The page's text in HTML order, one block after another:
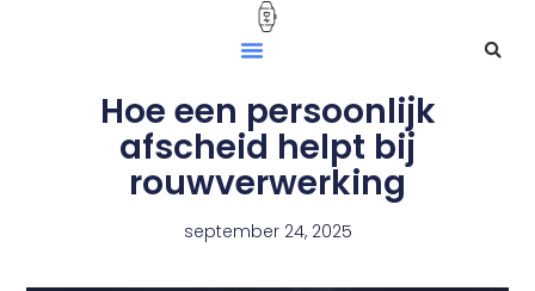
Hoe een persoonlijk
afscheid helpt bij
rouwverwerking
september 24, 2025